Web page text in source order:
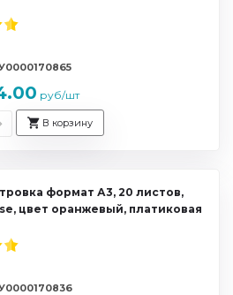
руб/шт
В корзину
формат А3, 20 листов,
цвет оранжевый, платиковая